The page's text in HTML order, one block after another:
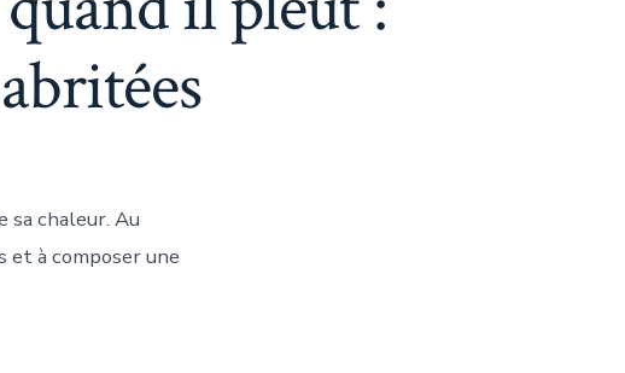
sa chaleur. Au
et à composer une